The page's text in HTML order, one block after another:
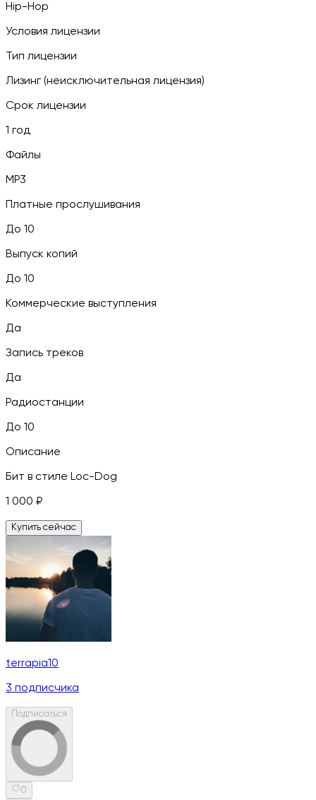
Hip-Hop
Условия лицензии
Тип лицензии
Лизинг (неисключительная лицензия)
Срок лицензии
1 год
Файлы
MP3
Платные прослушивания
До 10
Выпуск копий
До 10
Коммерческие выступления
Да
Запись треков
Да
Радиостанции
До 10
Описание
Бит в стиле Loc-Dog
1 000 ₽
Купить сейчас
terrapia10
3 подписчика
Подписаться
0